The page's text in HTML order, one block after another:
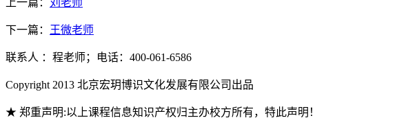
上一篇： 刘老师
下一篇： 王微老师
联系人 ：程老师；电话：400-061-6586
Copyright 2013 北京宏玥博识文化发展有限公司出品
★ 郑重声明:以上课程信息知识产权归主办校方所有，特此声明！